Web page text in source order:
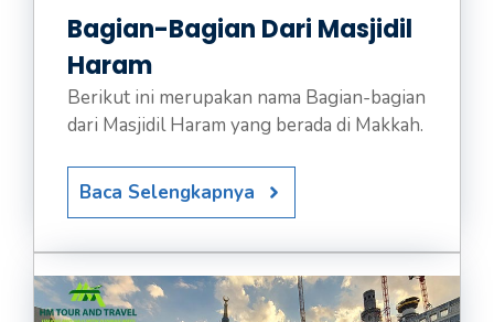
Bagian-Bagian Dari Masjidil
Haram
Berikut ini merupakan nama Bagian-bagian
dari Masjidil Haram yang berada di Makkah.
Baca Selengkapnya